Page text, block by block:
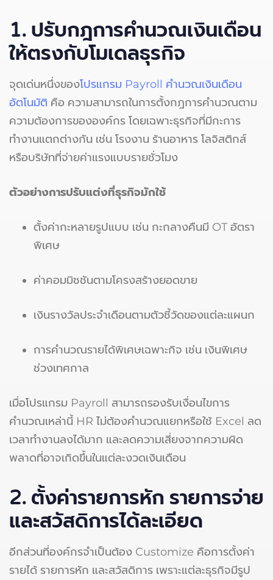
1. ปรับกฎการคำนวณเงินเดือน
ให้ตรงกับโมเดลธุรกิจ
จุดเด่นหนึ่งของโปรแกรม Payroll คำนวณเงินเดือน
อัตโนมัติ คือ ความสามารถในการตั้งกฎการคำนวณตาม
ความต้องการขององค์กร โดยเฉพาะธุรกิจที่มีกะการ
ทำงานแตกต่างกัน เช่น โรงงาน ร้านอาหาร โลจิสติกส์
หรือบริษัทที่จ่ายค่าแรงแบบรายชั่วโมง
ตัวอย่างการปรับแต่งที่ธุรกิจมักใช้
ตั้งค่ากะหลายรูปแบบ เช่น กะกลางคืนมี OT อัตรา
พิเศษ
ค่าคอมมิชชันตามโครงสร้างยอดขาย
เงินรางวัลประจำเดือนตามตัวชี้วัดของแต่ละแผนก
การคำนวณรายได้พิเศษเฉพาะกิจ เช่น เงินพิเศษ
ช่วงเทศกาล
เมื่อโปรแกรม Payroll สามารถรองรับเงื่อนไขการ
คำนวณเหล่านี้ HR ไม่ต้องคำนวณแยกหรือใช้ Excel ลด
เวลาทำงานลงได้มาก และลดความเสี่ยงจากความผิด
พลาดที่อาจเกิดขึ้นในแต่ละงวดเงินเดือน
2. ตั้งค่ารายการหัก รายการจ่าย
และสวัสดิการได้ละเอียด
อีกส่วนที่องค์กรจำเป็นต้อง Customize คือการตั้งค่า
รายได้ รายการหัก และสวัสดิการ เพราะแต่ละธุรกิจมีรูป